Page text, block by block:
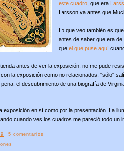
este cuadro, que era
Larsson va antes que
Lo que veo también es
antes de saber que era
que el que puse aquí
antes de ver la exposición, no me pude
la exposición como no relacionados, "sólo"
el descubrimiento de una biografía de
exposición en sí como por la presentación. La
cuando ves los cuadros me pareció todo un
5 comentarios